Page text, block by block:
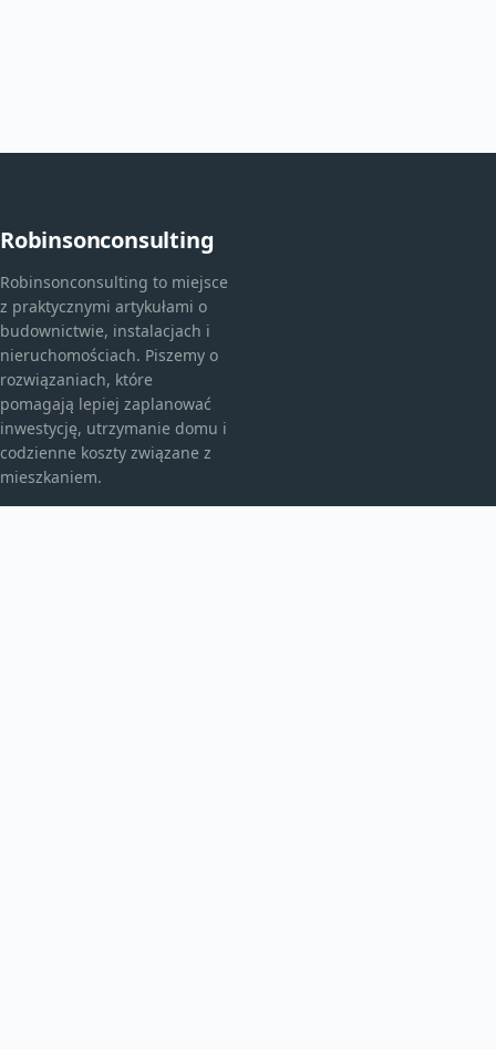
Robinsonconsulting
Robinsonconsulting to miejsce
z praktycznymi artykułami o
budownictwie, instalacjach i
nieruchomościach. Piszemy o
rozwiązaniach, które
pomagają lepiej zaplanować
inwestycję, utrzymanie domu i
codzienne koszty związane z
mieszkaniem.